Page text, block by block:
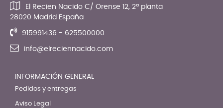
El Recien Nacido C/ Orense 12, 2ª planta
28020 Madrid España
915991436 - 625500000
info@elreciennacido.com
INFORMACIÓN GENERAL
Pedidos y entregas
Aviso Legal